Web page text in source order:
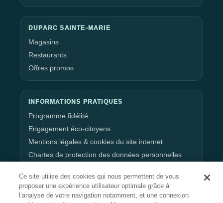
DUPARC SAINTE-MARIE
Magasins
Restaurants
Offres promos
INFORMATIONS PRATIQUES
Programme fidélité
Engagement éco-citoyens
Mentions légales & cookies du site internet
Chartes de protection des données personnelles
RESTEZ CONNECTÉ
Ce site utilise des cookies qui nous permettent de vous
proposer une expérience utilisateur optimale grâce à
l’analyse de votre navigation notamment, et une connexion